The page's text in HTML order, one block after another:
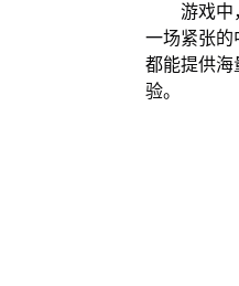
游戏中
一场紧张的
都能提供海
验。